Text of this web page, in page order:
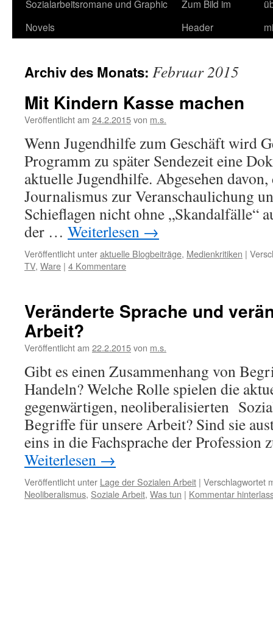
Sozialarbeitsromane und Graphic
Novels
Zum Bild im
Header
Archiv des Monats: Februar 2015
Mit Kindern Kasse machen
Veröffentlicht am 24.2.2015von m.s.
Wenn Jugendhilfe zum Geschäft wird
Programm zu später Sendezeit eine
aktuelle Jugendhilfe. Abgesehen davon,
Journalismus zur Veranschaulichung
Schieflagen nicht ohne „Skandalfälle“
der … Weiterlesen →
Veröffentlicht unteraktuelle Blogbeiträge, Medienkritiken |
TV, Ware | 4 Kommentare
Veränderte Sprache und
Arbeit?
Veröffentlicht am 22.2.2015von m.s.
Gibt es einen Zusammenhang von
Handeln? Welche Rolle spielen die
gegenwärtigen, neoliberalisierten
Begriffe für unsere Arbeit? Sind sie
eins in die Fachsprache der Profession
Weiterlesen →
Veröffentlicht unter Lage der Sozialen Arbeit | Verschlagwortet
Neoliberalismus, Soziale Arbeit, Was tun | Kommentar